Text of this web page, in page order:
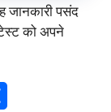
जानकारी पसंद
को अपने